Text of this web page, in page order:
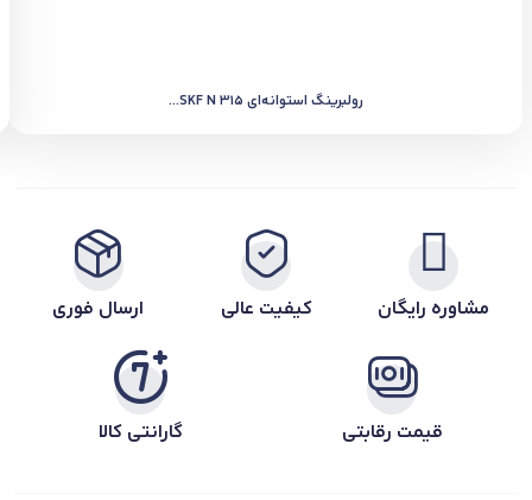
رولبرینگ استوانه‌ای SKF N 315...
مشاوره رایگان کیفیت عالی ارسال فوری
قیمت رقابتی گارانتی کالا